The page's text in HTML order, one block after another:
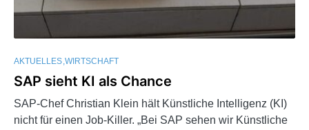
AKTUELLES WIRTSCHAFT
SAP sieht KI als Chance
SAP-Chef Christian Klein hält Künstliche Intelligenz (KI)
nicht für einen Job-Killer. „Bei SAP sehen wir Künstliche